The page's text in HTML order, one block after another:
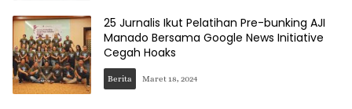
25 Jurnalis Ikut Pelatihan Pre-bunking AJI
Manado Bersama Google News Initiative
Cegah Hoaks
Berita Maret 18, 2024